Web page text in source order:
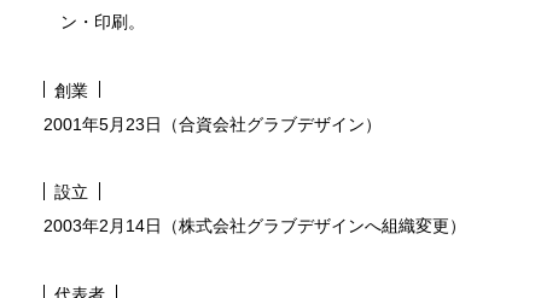
ン・印刷。
創業
2001年5月23日（合資会社グラブデザイン）
設立
2003年2月14日（株式会社グラブデザインへ組織変更）